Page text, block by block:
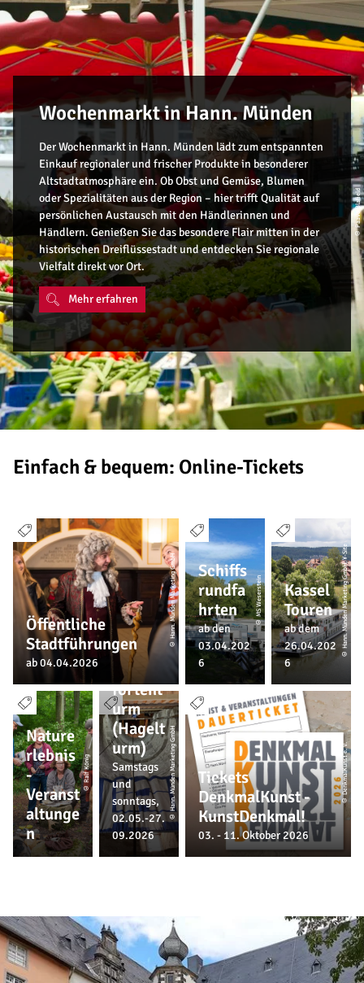
© Paavo Blafield
Wochenmarkt in Hann. Münden
Der Wochenmarkt in Hann. Münden lädt zum entspannten
Einkauf regionaler und frischer Produkte in besonderer
Altstadtatmosphäre ein. Ob Obst und Gemüse, Blumen
oder Spezialitäten aus der Region – hier trifft Qualität auf
persönlichen Austausch mit den Händlerinnen und
Händlern. Genießen Sie das besondere Flair mitten in der
historischen Dreiflüssestadt und entdecken Sie regionale
Vielfalt direkt vor Ort.
Mehr erfahren
Einfach & bequem: Online-Tickets
Öffentliche
Stadtführungen
ab 04.04.2026
© Hann. Münden Marketing GmbH
Schiffs
rundfa
hrten
ab den
03.04.202
6
© MS Weserstein
Kassel
Touren
ab dem
26.04.202
6
© Hann. Münden Marketing GmbH, Y-Site
Nature
rlebnis
-
Veranst
altunge
n
© Ralf König
Besicht
igung
Fährep
fortent
urm
(Hagelt
urm)
Samstags
und
sonntags,
02.05.-27.
09.2026
© Hann. Münden Marketing GmbH
Tickets
DenkmalKunst -
KunstDenkmal!
03. - 11. Oktober 2026
© DenkmalKunst e. V.